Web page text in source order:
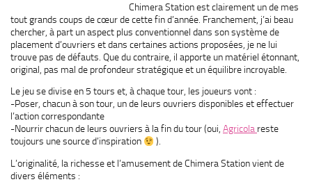
Chimera Station est clairement un de mes
tout grands coups de cœur de cette fin d’année. Franchement, j’ai beau
chercher, à part un aspect plus conventionnel dans son système de
placement d’ouvriers et dans certaines actions proposées, je ne lui
trouve pas de défauts. Que du contraire, il apporte un matériel étonnant,
original, pas mal de profondeur stratégique et un équilibre incroyable.
Le jeu se divise en 5 tours et, à chaque tour, les joueurs vont :
-Poser, chacun à son tour, un de leurs ouvriers disponibles et effectuer
l’action correspondante
-Nourrir chacun de leurs ouvriers à la fin du tour (oui, Agricola reste
toujours une source d’inspiration
).
L’originalité, la richesse et l’amusement de Chimera Station vient de
divers éléments :